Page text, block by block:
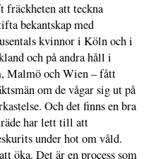
fräckheten att teckna
bekantskap med
kvinnor i Köln och i
och på andra håll i
Malmö och Wien – fått
om de vågar sig ut på
Och det finns en bra
har lett till att
under hot om våld.
öka. Det är en process som